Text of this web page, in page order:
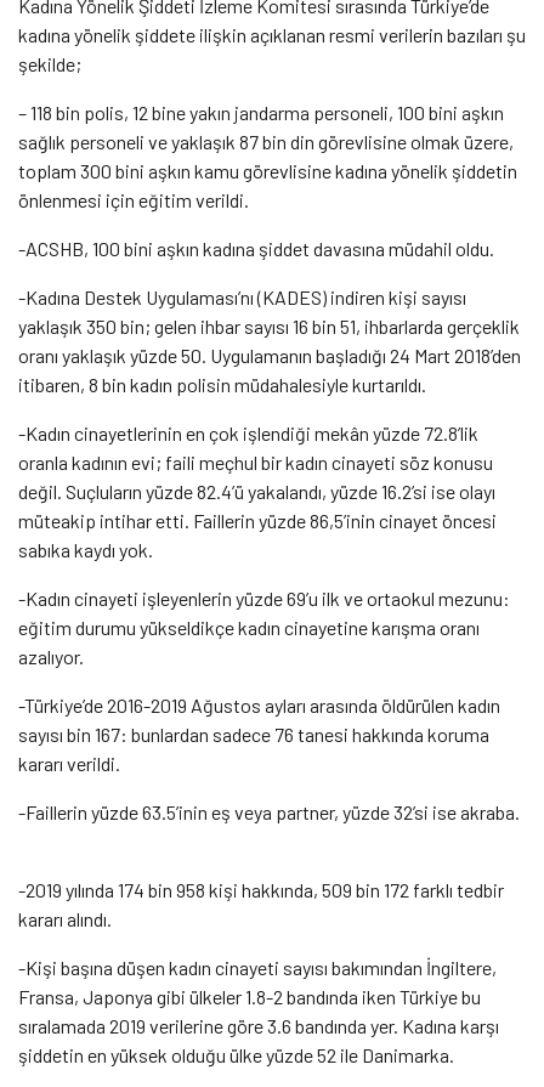
Kadına Yönelik Şiddeti İzleme Komitesi sırasında Türkiye’de
kadına yönelik şiddete ilişkin açıklanan resmi verilerin bazıları şu
şekilde;
–118 bin polis, 12 bine yakın jandarma personeli, 100 bini aşkın
sağlık personeli ve yaklaşık 87 bin din görevlisine olmak üzere,
toplam 300 bini aşkın kamu görevlisine kadına yönelik şiddetin
önlenmesi için eğitim verildi.
-ACSHB, 100 bini aşkın kadına şiddet davasına müdahil oldu.
-Kadına Destek Uygulaması’nı (KADES) indiren kişi sayısı
yaklaşık 350 bin; gelen ihbar sayısı 16 bin 51, ihbarlarda gerçeklik
oranı yaklaşık yüzde 50. Uygulamanın başladığı 24 Mart 2018’den
itibaren, 8 bin kadın polisin müdahalesiyle kurtarıldı.
-Kadın cinayetlerinin en çok işlendiği mekân yüzde 72.8’lik
oranla kadının evi; faili meçhul bir kadın cinayeti söz konusu
değil. Suçluların yüzde 82.4’ü yakalandı, yüzde 16.2’si ise olayı
müteakip intihar etti. Faillerin yüzde 86,5’inin cinayet öncesi
sabıka kaydı yok.
-Kadın cinayeti işleyenlerin yüzde 69’u ilk ve ortaokul mezunu:
eğitim durumu yükseldikçe kadın cinayetine karışma oranı
azalıyor.
-Türkiye’de 2016-2019 Ağustos ayları arasında öldürülen kadın
sayısı bin 167: bunlardan sadece 76 tanesi hakkında koruma
kararı verildi.
-Faillerin yüzde 63.5’inin eş veya partner, yüzde 32’si ise akraba.
-2019 yılında 174 bin 958 kişi hakkında, 509 bin 172 farklı tedbir
kararı alındı.
-Kişi başına düşen kadın cinayeti sayısı bakımından İngiltere,
Fransa, Japonya gibi ülkeler 1.8-2 bandında iken Türkiye bu
sıralamada 2019 verilerine göre 3.6 bandında yer. Kadına karşı
şiddetin en yüksek olduğu ülke yüzde 52 ile Danimarka.